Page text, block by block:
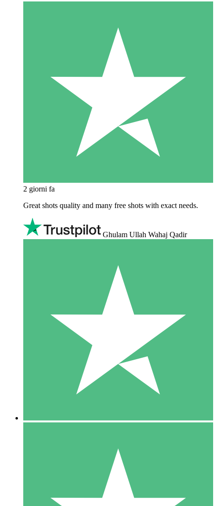
2 giorni fa
Great shots quality and many free shots with exact needs.
Ghulam Ullah Wahaj Qadir